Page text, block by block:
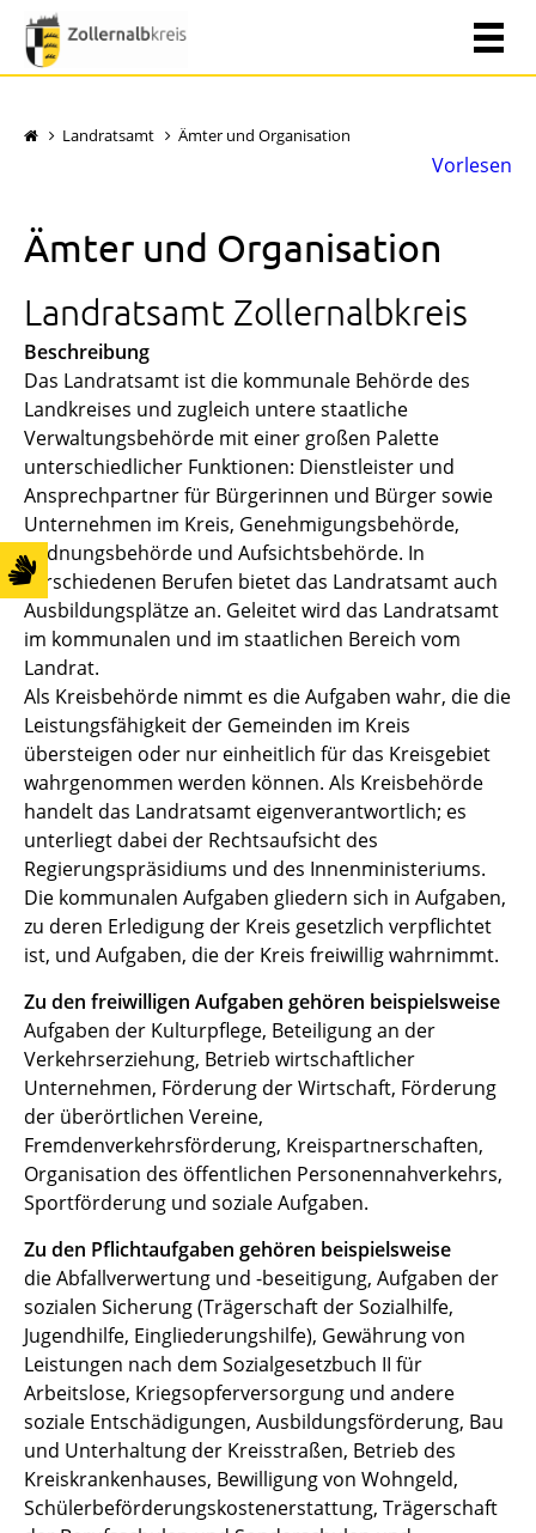
Landratsamt Ämter und Organisation
Vorlesen
Ämter und Organisation
Landratsamt Zollernalbkreis
Beschreibung
Das Landratsamt ist die kommunale Behörde des
Landkreises und zugleich untere staatliche
Verwaltungsbehörde mit einer großen Palette
unterschiedlicher Funktionen: Dienstleister und
Ansprechpartner für Bürgerinnen und Bürger sowie
Unternehmen im Kreis, Genehmigungsbehörde,
Ordnungsbehörde und Aufsichtsbehörde. In
verschiedenen Berufen bietet das Landratsamt auch
Ausbildungsplätze an. Geleitet wird das Landratsamt
im kommunalen und im staatlichen Bereich vom
Landrat.
Als Kreisbehörde nimmt es die Aufgaben wahr, die die
Leistungsfähigkeit der Gemeinden im Kreis
übersteigen oder nur einheitlich für das Kreisgebiet
wahrgenommen werden können. Als Kreisbehörde
handelt das Landratsamt eigenverantwortlich; es
unterliegt dabei der Rechtsaufsicht des
Regierungspräsidiums und des Innenministeriums.
Die kommunalen Aufgaben gliedern sich in Aufgaben,
zu deren Erledigung der Kreis gesetzlich verpflichtet
ist, und Aufgaben, die der Kreis freiwillig wahrnimmt.
Zu den freiwilligen Aufgaben gehören beispielsweise
Aufgaben der Kulturpflege, Beteiligung an der
Verkehrserziehung, Betrieb wirtschaftlicher
Unternehmen, Förderung der Wirtschaft, Förderung
der überörtlichen Vereine,
Fremdenverkehrsförderung, Kreispartnerschaften,
Organisation des öffentlichen Personennahverkehrs,
Sportförderung und soziale Aufgaben.
Zu den Pflichtaufgaben gehören beispielsweise
die Abfallverwertung und -beseitigung, Aufgaben der
sozialen Sicherung (Trägerschaft der Sozialhilfe,
Jugendhilfe, Eingliederungshilfe), Gewährung von
Leistungen nach dem Sozialgesetzbuch II für
Arbeitslose, Kriegsopferversorgung und andere
soziale Entschädigungen, Ausbildungsförderung, Bau
und Unterhaltung der Kreisstraßen, Betrieb des
Kreiskrankenhauses, Bewilligung von Wohngeld,
Schülerbeförderungskostenerstattung, Trägerschaft